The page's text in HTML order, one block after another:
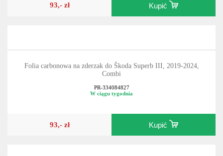
93,- zł Kupić
Folia carbonowa na zderzak do Škoda Superb III, 2019-2024,
Combi
PR-334084827
W ciągu tygodnia
93,- zł Kupić